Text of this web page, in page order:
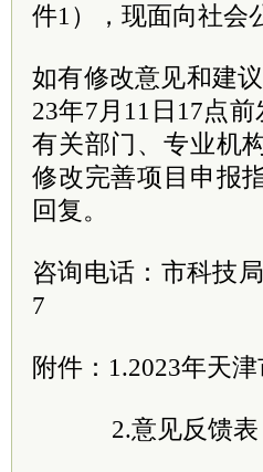
件1），现面向社会
如有修改意见和建
23年7月11日17点
有关部门、专业机
修改完善项目申报
回复。
咨询电话：市科技
7
附件：1.2023年天
2.意见反馈表